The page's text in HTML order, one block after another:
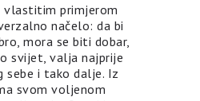
vlastitim primjerom
načelo: da bi
mora se biti dobar,
svijet, valja najprije
sebe i tako dalje. Iz
svom voljenom